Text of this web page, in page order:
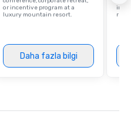
or incentive program at a
luxury mountain resort.
Daha fazla bilgi